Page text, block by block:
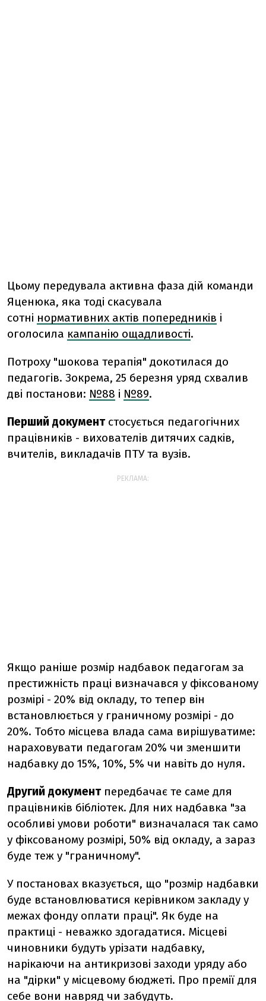
Цьому передувала активна фаза дій команди
Яценюка, яка тоді скасувала
сотні нормативних актів попередників і
оголосила кампанію ощадливості.
Потроху "шокова терапія" докотилася до
педагогів. Зокрема, 25 березня уряд схвалив
дві постанови: №88 і №89.
Перший документстосується педагогічних
працівників - вихователів дитячих садків,
вчителів, викладачів ПТУ та вузів.
РЕКЛАМА:
Якщо раніше розмір надбавок педагогам за
престижність праці визначався у фіксованому
розмірі - 20% від окладу, то тепер він
встановлюється у граничному розмірі - до
20%. Тобто місцева влада сама вирішуватиме:
нараховувати педагогам 20% чи зменшити
надбавку до 15%, 10%, 5% чи навіть до нуля.
Другий документпередбачає те саме для
працівників бібліотек. Для них надбавка "за
особливі умови роботи" визначалася так само
у фіксованому розмірі, 50% від окладу, а зараз
буде теж у "граничному".
У постановах вказується, що "розмір надбавки
буде встановлюватися керівником закладу у
межах фонду оплати праці". Як буде на
практиці - неважко здогадатися. Місцеві
чиновники будуть урізати надбавку,
нарікаючи на антикризові заходи уряду або
на "дірки" у місцевому бюджеті. Про премії для
себе вони навряд чи забудуть.